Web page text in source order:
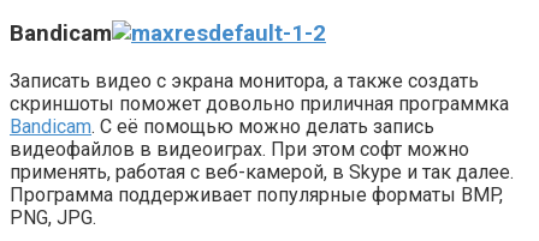
Bandicam
Записать видео с экрана монитора, а также создать
скриншоты поможет довольно приличная программка
Bandicam. С её помощью можно делать запись
видеофайлов в видеоиграх. При этом софт можно
применять, работая с веб-камерой, в Skype и так далее.
Программа поддерживает популярные форматы BMP,
PNG, JPG.